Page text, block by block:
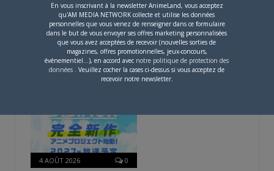
5 AOÛT 2026 0
L’AnimeLand Hors-Série
– Spécial Posters est
disponible !
4 AOÛT 2026 0
En vous inscrivant à la newsletter AnimeLand, vous acceptez
qu'AM MEDIA NETWORK collecte et utilise les données
personnelles que vous venez de renseigner dans ce formulaire
dans le but de vous envoyer ses offres marketing personnalisées
que vous avez acceptées de recevoir (nouvelles sorties de
magazines, offres promotionnelles, jeux-concours,
événementiel...), en accord avec notre politique de protection des
données . Veuillez cocher la cases ci-dessus si vous acceptez de
recevoir notre newsletter.